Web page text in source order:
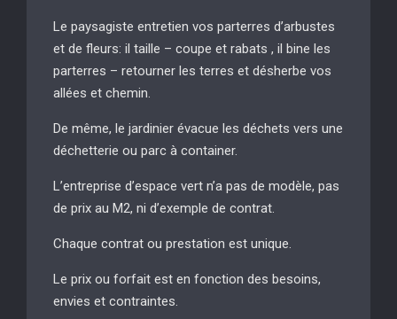
Le paysagiste entretien vos parterres d’arbustes
et de fleurs: il taille – coupe et rabats , il bine les
parterres – retourner les terres et désherbe vos
allées et chemin.
De même, le jardinier évacue les déchets vers une
déchetterie ou parc à container.
L’entreprise d’espace vert n’a pas de modèle, pas
de prix au M2, ni d’exemple de contrat.
Chaque contrat ou prestation est unique.
Le prix ou forfait est en fonction des besoins,
envies et contraintes.